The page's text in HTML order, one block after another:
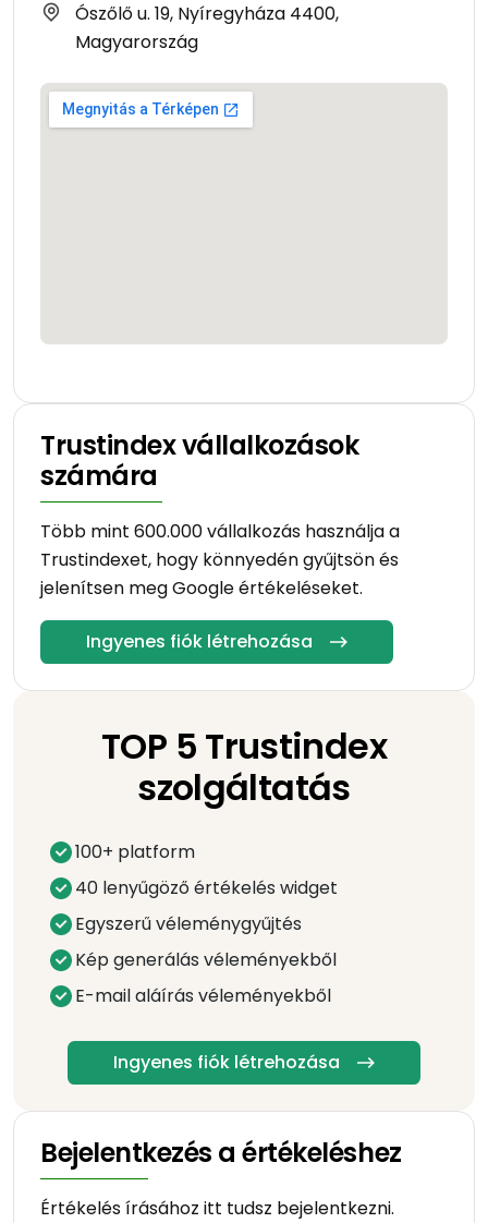
Ószőlő u. 19, Nyíregyháza 4400,
Magyarország
Trustindex vállalkozások
számára
Több mint 600.000 vállalkozás használja a
Trustindexet, hogy könnyedén gyűjtsön és
jelenítsen meg Google értékeléseket.
Ingyenes fiók létrehozása
TOP 5 Trustindex
szolgáltatás
100+ platform
40 lenyűgöző értékelés widget
Egyszerű véleménygyűjtés
Kép generálás véleményekből
E-mail aláírás véleményekből
Ingyenes fiók létrehozása
Bejelentkezés a értékeléshez
Értékelés írásához itt tudsz bejelentkezni.